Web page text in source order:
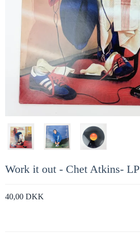
Work it out - Chet Atkins- LP
40,00 DKK